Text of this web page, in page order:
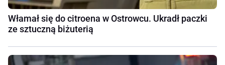
Włamał się do citroena w Ostrowcu. Ukradł paczki
ze sztuczną biżuterią